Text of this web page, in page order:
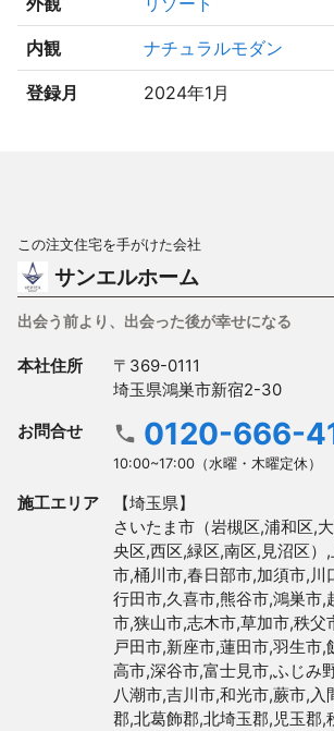
内観 ナチュラルモダン
登録月 2024年1月
この注文住宅を手がけた会社
サンエルホーム
出会う前より、出会った後が幸せになる
本社住所
〒369-0111
埼玉県鴻巣市新宿2-30
お問合せ 0120-666-
10:00~17:00（水曜・木曜定休）
施工エリア
【埼玉県】
さいたま市（岩槻区,浦和区,
央区,西区,緑区,南区,見沼区）
市,桶川市,春日部市,加須市,川
行田市,久喜市,熊谷市,鴻巣市,
市,狭山市,志木市,草加市,秩父
戸田市,新座市,蓮田市,羽生市,
高市,深谷市,富士見市,ふじみ
八潮市,吉川市,和光市,蕨市,入
郡,北葛飾郡,北埼玉郡,児玉郡,